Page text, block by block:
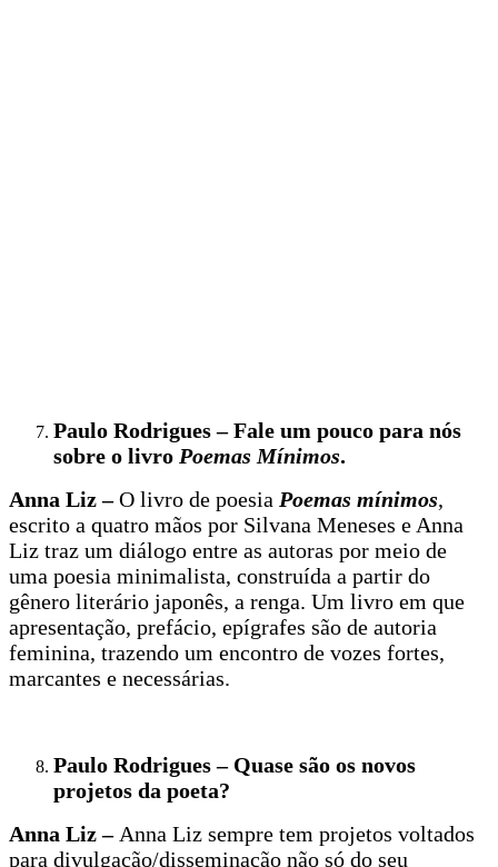
Paulo Rodrigues – Fale um pouco para nós
sobre o livro Poemas Mínimos.
Anna Liz –O livro de poesia Poemas mínimos,
escrito a quatro mãos por Silvana Meneses e Anna
Liz traz um diálogo entre as autoras por meio de
uma poesia minimalista, construída a partir do
gênero literário japonês, a renga. Um livro em que
apresentação, prefácio, epígrafes são de autoria
feminina, trazendo um encontro de vozes fortes,
marcantes e necessárias.
Paulo Rodrigues – Quase são os novos
projetos da poeta?
Anna Liz – Anna Liz sempre tem projetos voltados
para divulgação/disseminação não só do seu